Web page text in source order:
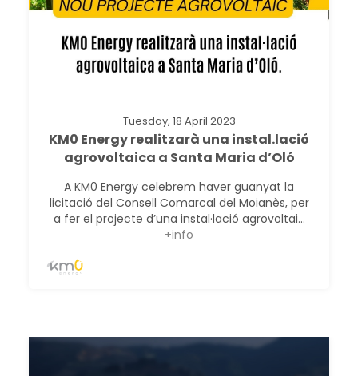
Tuesday, 18 April 2023
KM0 Energy realitzarà una instal.lació
agrovoltaica a Santa Maria d’Oló
A KM0 Energy celebrem haver guanyat la
licitació del Consell Comarcal del Moianès, per
a fer el projecte d’una instal·lació agrovoltai...
+info